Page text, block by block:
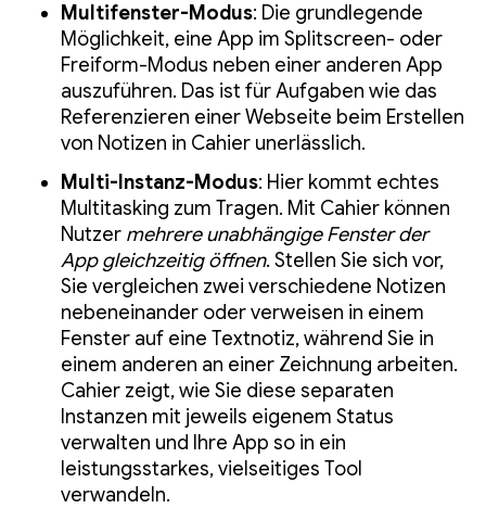
Multifenster-Modus: Die grundlegende
Möglichkeit, eine App im Splitscreen- oder
Freiform-Modus neben einer anderen App
auszuführen. Das ist für Aufgaben wie das
Referenzieren einer Webseite beim Erstellen
von Notizen in Cahier unerlässlich.
Multi-Instanz-Modus: Hier kommt echtes
Multitasking zum Tragen. Mit Cahier können
Nutzer mehrere unabhängige Fenster der
App gleichzeitig öffnen. Stellen Sie sich vor,
Sie vergleichen zwei verschiedene Notizen
nebeneinander oder verweisen in einem
Fenster auf eine Textnotiz, während Sie in
einem anderen an einer Zeichnung arbeiten.
Cahier zeigt, wie Sie diese separaten
Instanzen mit jeweils eigenem Status
verwalten und Ihre App so in ein
leistungsstarkes, vielseitiges Tool
verwandeln.